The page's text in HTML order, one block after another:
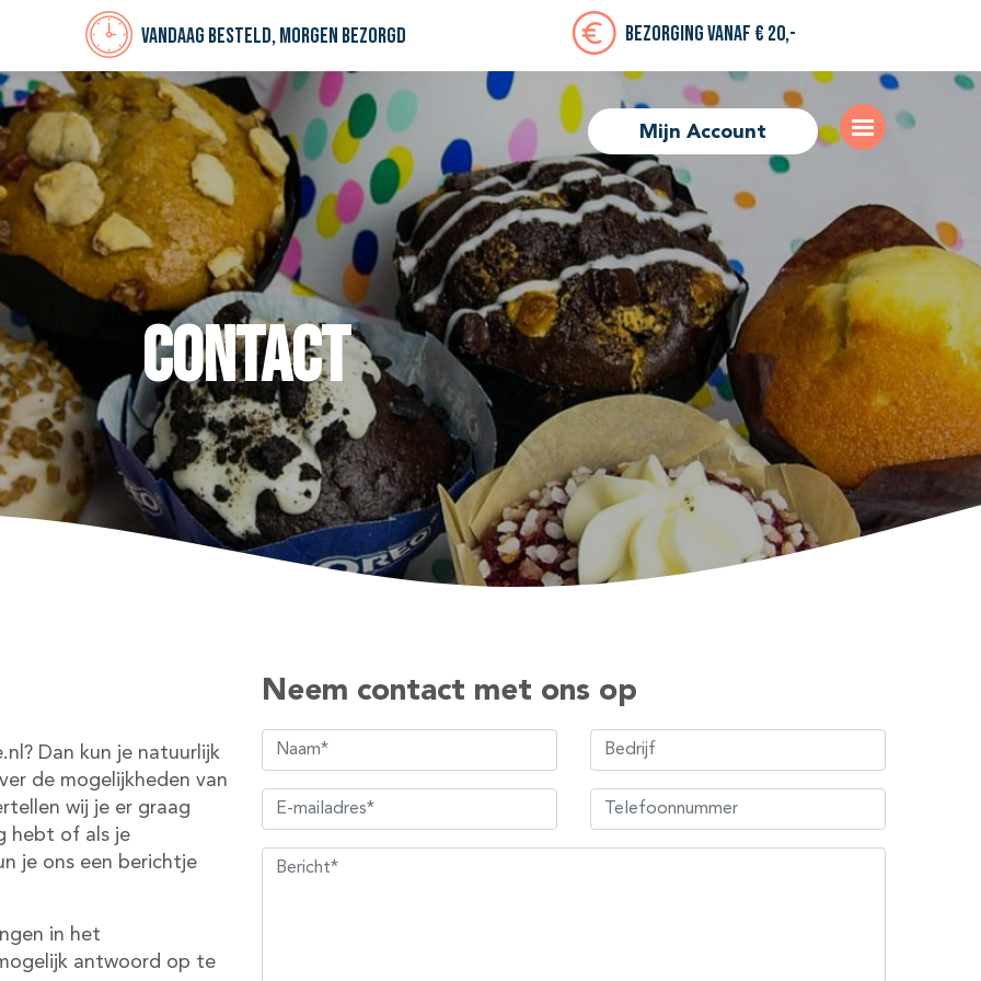
Vandaag besteld, morgen bezorgd Bezorging vanaf € 20,-
Mijn Account
Contact
Dan kun je natuurlijk
de mogelijkheden van
wij je er graag
hebt of als je
je ons een berichtje
in het
antwoord op te
Neem contact met ons op